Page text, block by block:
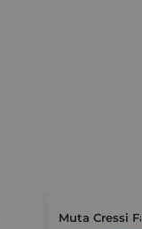
Muta Cressi